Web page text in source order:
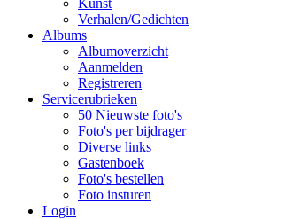
Kunst
Verhalen/Gedichten
Albums
Albumoverzicht
Aanmelden
Registreren
Servicerubrieken
50 Nieuwste foto's
Foto's per bijdrager
Diverse links
Gastenboek
Foto's bestellen
Foto insturen
Login